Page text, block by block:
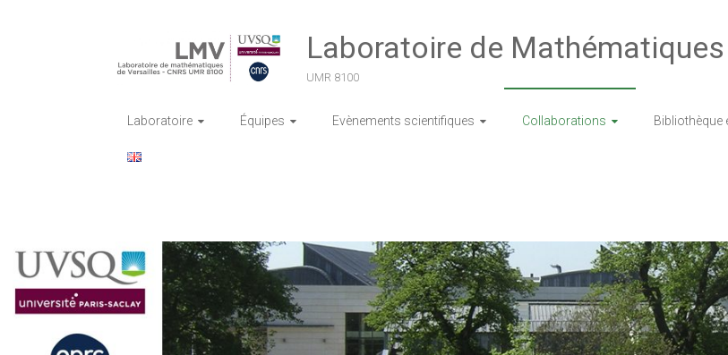
Laboratoire de
UMR 8100
Laboratoire Équipes Evènements scientifiques Collaborations Bibliothèque